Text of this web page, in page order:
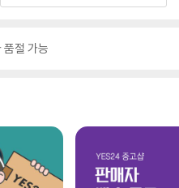
품절 가능